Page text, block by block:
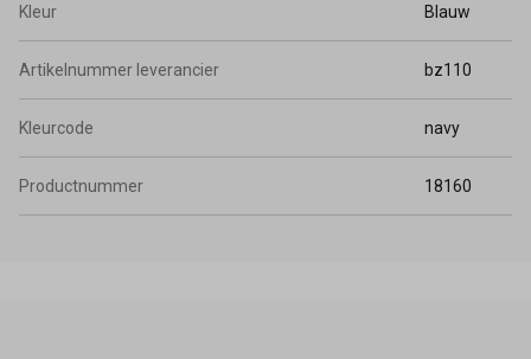
Kleur Blauw
Artikelnummer leverancier bz110
Kleurcode navy
Productnummer 18160